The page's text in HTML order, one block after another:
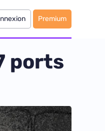
Premium
ports